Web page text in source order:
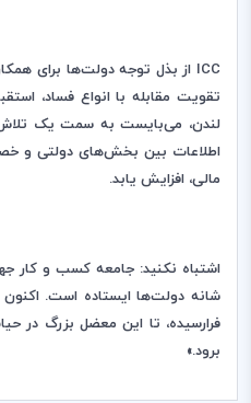
ICC از بذل توجه دولت‌ها برای
تقویت مقابله با انواع فساد،
لندن، می‌بایست به سمت یک
اطلاعات بین بخش‌های دولتی و
مالی، افزایش یابد.
اشتباه نکنید: جامعه کسب و کار
شانه دولت‌ها ایستاده است.
فرارسیده، تا این معضل بزرگ در
برود.»